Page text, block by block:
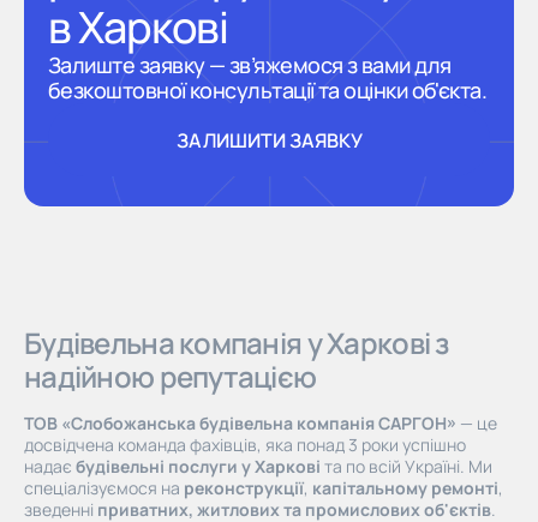
в Харкові
Залиште заявку — зв’яжемося з вами для
безкоштовної консультації та оцінки об'єкта.
ЗАЛИШИТИ ЗАЯВКУ
Будівельна компанія у Харкові з
надійною репутацією
ТОВ «Слобожанська будівельна компанія САРГОН» — це
досвідчена команда фахівців, яка понад 3 роки успішно
надає будівельні послуги у Харкові та по всій Україні. Ми
спеціалізуємося на реконструкції, капітальному ремонті,
зведенні приватних, житлових та промислових об'єктів